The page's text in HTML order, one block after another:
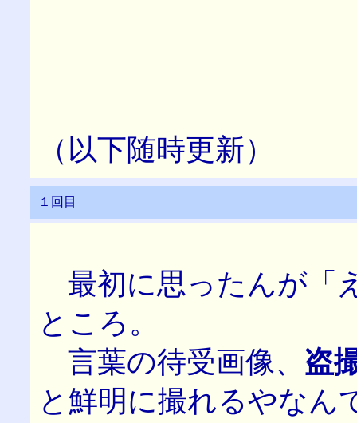
（以下随時更新）
１回目
最初に思ったんが「
ところ。
言葉の待受画像、 盗
と鮮明に撮れるやなん